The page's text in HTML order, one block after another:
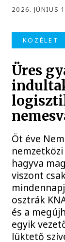
2026. JÚNIUS
KÖZÉLET
Üres
Öt éve
hagyva
viszont
osztrák
és a
egyik
lüktető